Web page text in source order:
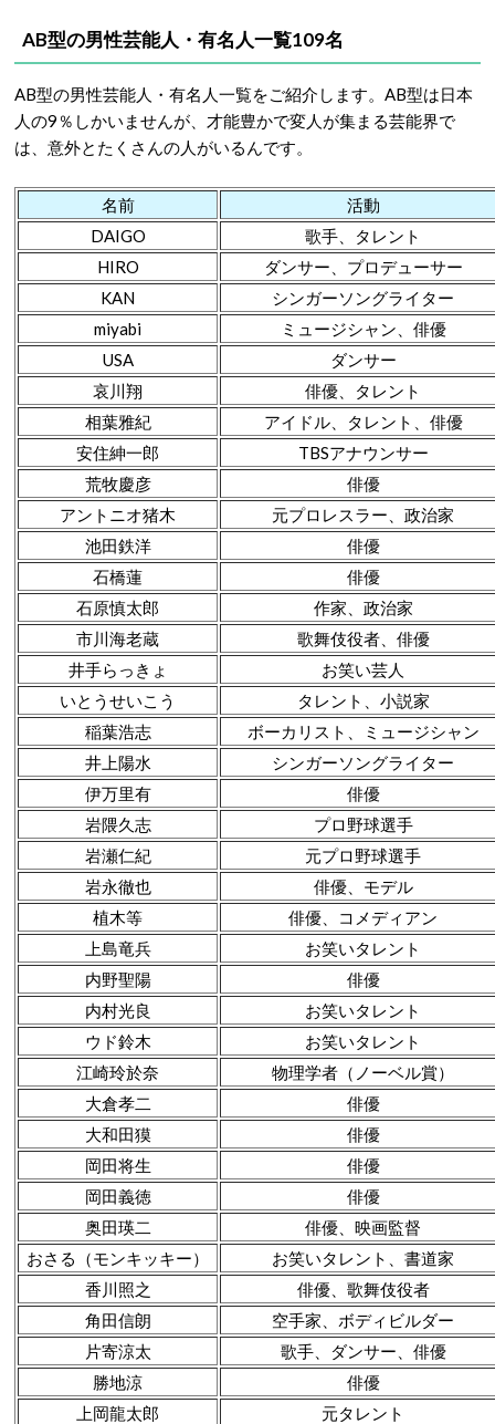
AB型の男性芸能人・有名人一覧109名
AB型の男性芸能人・有名人一覧をご紹介します。AB型は日本
人の9％しかいませんが、才能豊かで変人が集まる芸能界で
は、意外とたくさんの人がいるんです。
名前
活動
DAIGO
歌手、タレント
HIRO
ダンサー、プロデューサー
KAN
シンガーソングライター
miyabi
ミュージシャン、俳優
USA
ダンサー
哀川翔
俳優、タレント
相葉雅紀
アイドル、タレント、俳優
安住紳一郎
TBSアナウンサー
荒牧慶彦
俳優
アントニオ猪木
元プロレスラー、政治家
池田鉄洋
俳優
石橋蓮
俳優
石原慎太郎
作家、政治家
市川海老蔵
歌舞伎役者、俳優
井手らっきょ
お笑い芸人
いとうせいこう
タレント、小説家
稲葉浩志
ボーカリスト、ミュージシャン
井上陽水
シンガーソングライター
伊万里有
俳優
岩隈久志
プロ野球選手
岩瀬仁紀
元プロ野球選手
岩永徹也
俳優、モデル
植木等
俳優、コメディアン
上島竜兵
お笑いタレント
内野聖陽
俳優
内村光良
お笑いタレント
ウド鈴木
お笑いタレント
江崎玲於奈
物理学者（ノーベル賞）
大倉孝二
俳優
大和田獏
俳優
岡田将生
俳優
岡田義徳
俳優
奥田瑛二
俳優、映画監督
おさる（モンキッキー）
お笑いタレント、書道家
香川照之
俳優、歌舞伎役者
角田信朗
空手家、ボディビルダー
片寄涼太
歌手、ダンサー、俳優
勝地涼
俳優
上岡龍太郎
元タレント